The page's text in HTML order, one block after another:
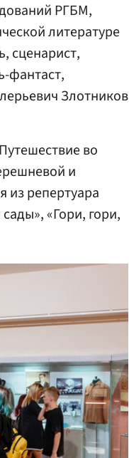
РГБМ,
литературе
сценарист,
фантаст,
Злотников
во
и
из репертуара
«Гори, гори,